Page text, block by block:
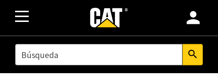
person
SEARCH search